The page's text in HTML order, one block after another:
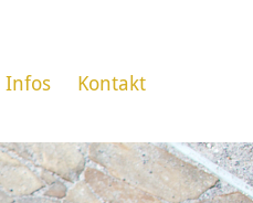
Infos Kontakt